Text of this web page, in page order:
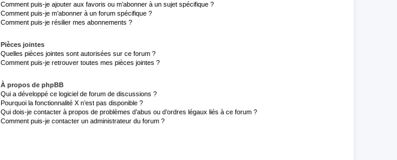
Comment puis-je ajouter aux favoris ou m’abonner à un sujet spécifique ?
Comment puis-je m’abonner à un forum spécifique ?
Comment puis-je résilier mes abonnements ?
Pièces jointes
Quelles pièces jointes sont autorisées sur ce forum ?
Comment puis-je retrouver toutes mes pièces jointes ?
À propos de phpBB
Qui a développé ce logiciel de forum de discussions ?
Pourquoi la fonctionnalité X n’est pas disponible ?
Qui dois-je contacter à propos de problèmes d’abus ou d’ordres légaux liés à ce forum ?
Comment puis-je contacter un administrateur du forum ?